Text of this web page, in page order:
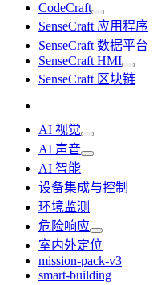
CodeCraft
SenseCraft 应用程序
SenseCraft 数据平台
SenseCraft HMI
SenseCraft 区块链
AI 视觉
AI 声音
AI 智能
设备集成与控制
环境监测
危险响应
室内外定位
mission-pack-v3
smart-building